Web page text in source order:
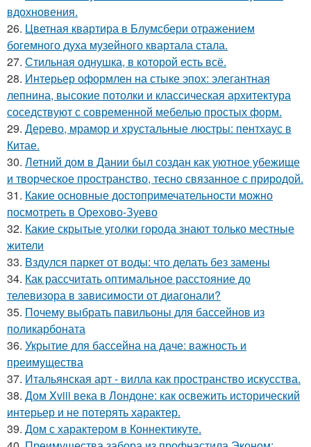
вдохновения.
26. Цветная квартира в Блумсбери отражением
богемного духа музейного квартала стала.
27. Стильная однушка, в которой есть всё.
28. Интерьер оформлен на стыке эпох: элегантная
лепнина, высокие потолки и классическая архитектура
соседствуют с современной мебелью простых форм.
29. Дерево, мрамор и хрустальные люстры: пентхаус в
Китае.
30. Летний дом в Дании был создан как уютное убежище
и творческое пространство, тесно связанное с природой.
31. Какие основные достопримечательности можно
посмотреть в Орехово-Зуево
32. Какие скрытые уголки города знают только местные
жители
33. Вздулся паркет от воды: что делать без замены
34. Как рассчитать оптимальное расстояние до
телевизора в зависимости от диагонали?
35. Почему выбрать павильоны для бассейнов из
поликарбоната
36. Укрытие для бассейна на даче: важность и
преимущества
37. Итальянская арт - вилла как пространство искусства.
38. Дом Xviii века в Лондоне: как освежить исторический
интерьер и не потерять характер.
39. Дом с характером в Коннектикуте.